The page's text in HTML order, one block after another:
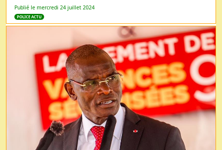
Publié le mercredi 24 juillet 2024
POLICE ACTU